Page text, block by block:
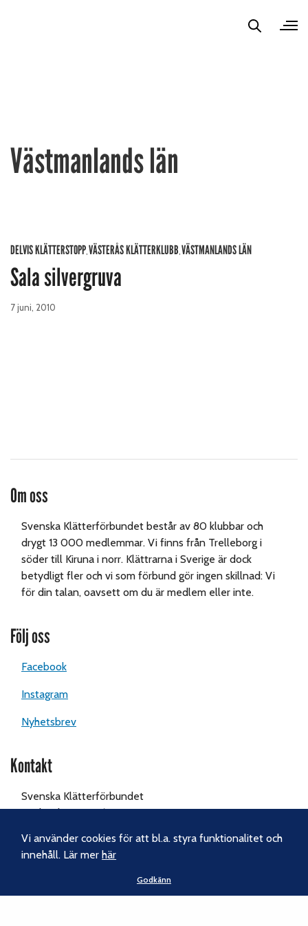
Västmanlands län
DELVIS KLÄTTERSTOPP,VÄSTERÅS KLÄTTERKLUBB,VÄSTMANLANDS LÄN
Sala silvergruva
7 juni, 2010
Om oss
Svenska Klätterförbundet består av 80 klubbar och
drygt 13 000 medlemmar. Vi finns från Trelleborg i
söder till Kiruna i norr. Klättrarna i Sverige är dock
betydligt fler och vi som förbund gör ingen skillnad: Vi
för din talan, oavsett om du är medlem eller inte.
Följ oss
Facebook
Instagram
Nyhetsbrev
Kontakt
Svenska Klätterförbundet
Gotlandsgatan 46
Tel:070-238 69 46
kansliet@klatterforbundet.rf.se
Vi använder cookies för att bl.a. styra funktionalitet och
innehåll. Lär merhär
Godkänn